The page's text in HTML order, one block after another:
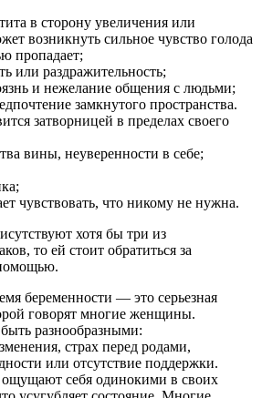
в сторону увеличения или
возникнуть сильное чувство голода
пропадает;
или раздражительность;
и нежелание общения с людьми;
замкнутого пространства.
затворницей в пределах своего
вины, неуверенности в себе;
чувствовать, что никому не нужна.
хотя бы три из
то ей стоит обратиться за
беременности — это серьезная
говорят многие женщины.
разнообразными:
страх перед родами,
или отсутствие поддержки.
себя одинокими в своих